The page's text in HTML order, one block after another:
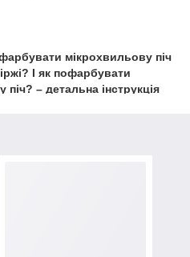
мікрохвильову піч
І як пофарбувати
піч? – детальна інструкція